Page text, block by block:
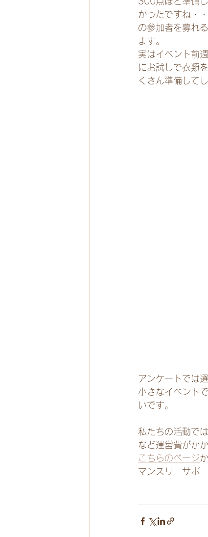
かったですね・
の参加者を募れ
ます。
実はイベント前
にお試しで衣類
くさん準備して
アンケートでは
小さなイベント
いです。
私たちの活動で
など運営費がか
こちらのページ
マンスリーサポ